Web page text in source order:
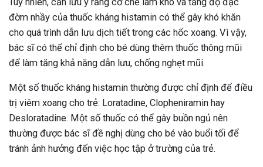
đờm nhầy của thuốc kháng histamin có thể gây khó khăn
cho quá trình dẫn lưu dịch tiết trong các hốc xoang. Vì vậy,
bác sĩ có thể chỉ định cho bé dùng thêm thuốc thông mũi
để làm tăng khả năng dẫn lưu, chống nghẹt mũi.
Một số thuốc kháng histamin thường được chỉ định để điều
trị viêm xoang cho trẻ: Loratadine, Clopheniramin hay
Desloratadine. Một số thuốc có thể gây buồn ngủ nên
thường được bác sĩ đề nghị dùng cho bé vào buổi tối để
tránh ảnh hưởng đến việc học tập ở trường của trẻ.